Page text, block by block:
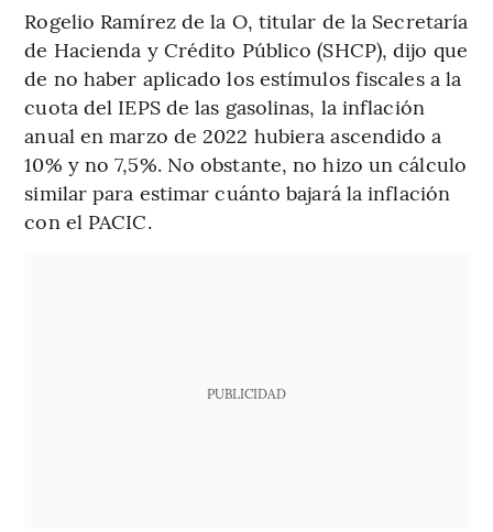
Rogelio Ramírez de la O, titular de la Secretaría
de Hacienda y Crédito Público (SHCP), dijo que
de no haber aplicado los estímulos fiscales a la
cuota del IEPS de las gasolinas, la inflación
anual en marzo de 2022 hubiera ascendido a
10% y no 7,5%. No obstante, no hizo un cálculo
similar para estimar cuánto bajará la inflación
con el PACIC.
PUBLICIDAD